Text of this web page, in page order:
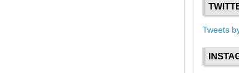
Tweets